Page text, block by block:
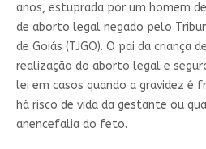
anos, estuprada por um homem
de aborto legal negado pelo
de Goiás (TJGO). O pai da criança
realização do aborto legal e
lei em casos quando a gravidez é
há risco de vida da gestante ou
anencefalia do feto.